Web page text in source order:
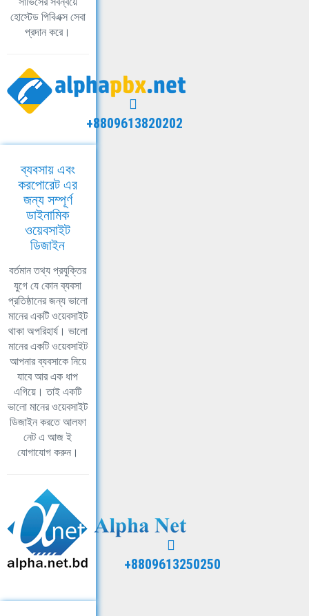
হোস্টেড পিবিএক্স সেবা
প্রদান করে।
+8809613820202
ব্যবসায় এবং
করপোরেট এর
জন্য সম্পূর্ণ
ডাইনামিক
ওয়েবসাইট
ডিজাইন
বর্তমান তথ্য প্রযুক্তির
যুগে যে কোন ব্যবসা
প্রতিষ্ঠানের জন্য ভালো
মানের একটি ওয়েবসাইট
থাকা অপরিহার্য। ভালো
মানের একটি ওয়েবসাইট
আপনার ব্যবসাকে নিয়ে
যাবে আর এক ধাপ
এগিয়ে। তাই একটি
ভালো মানের ওয়েবসাইট
ডিজাইন করতে আলফা
নেট এ আজ ই
যোগাযোগ করুন।
+8809613250250